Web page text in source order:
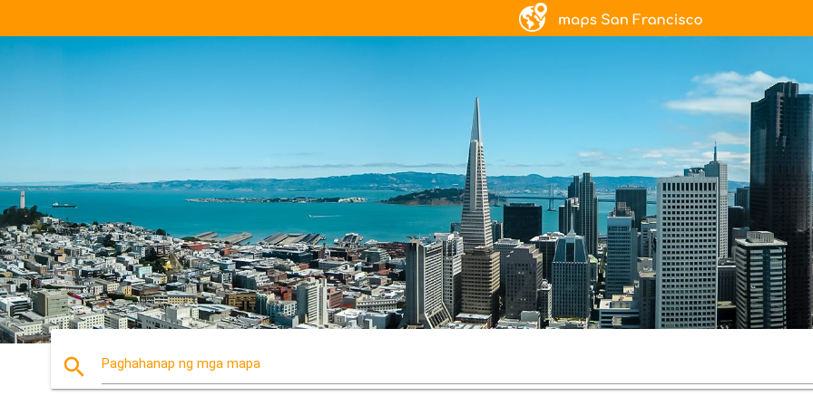
search Paghahanap ng mga mapa